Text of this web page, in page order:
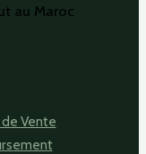
au Maroc
Vente